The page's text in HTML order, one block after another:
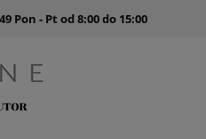
Pon - Pt od 8:00 do 15:00